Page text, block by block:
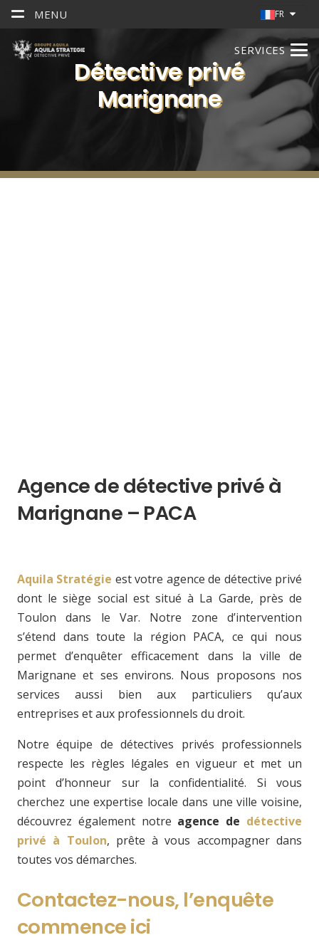
MENU FR
SERVICES
Détective privé
Marignane
Agence de détective privé à
Marignane – PACA
Aquila Stratégie est votre agence de détective privé
dont le siège social est situé à La Garde, près de
Toulon dans le Var. Notre zone d’intervention
s’étend dans toute la région PACA, ce qui nous
permet d’enquêter efficacement dans la ville de
Marignane et ses environs. Nous proposons nos
services aussi bien aux particuliers qu’aux
entreprises et aux professionnels du droit.
Notre équipe de détectives privés professionnels
respecte les règles légales en vigueur et met un
point d’honneur sur la confidentialité. Si vous
cherchez une expertise locale dans une ville voisine,
découvrez également notre agence de détective
privé à Toulon, prête à vous accompagner dans
toutes vos démarches.
Contactez-nous, l’enquête
commence ici